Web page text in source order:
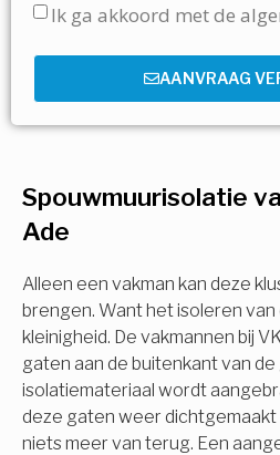
Spouwmuurisolatie
Ade
Alleen een vakman kan deze
brengen. Want het isoleren
kleinigheid. De vakmannen bij
gaten aan de buitenkant van
isolatiemateriaal wordt
deze gaten weer dichtgemaakt
niets meer van terug. Een
Ik ga akkoord met de
AANVRAAG